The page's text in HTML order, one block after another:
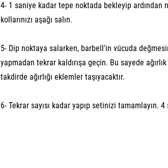
4- 1 saniye kadar tepe noktada bekleyip ardından
kollarınızı aşağı salın.
5- Dip noktaya salarken, barbell'in vücuda
yapmadan tekrar kaldırışa geçin. Bu sayede
takdirde ağırlığı eklemler taşıyacaktır.
6- Tekrar sayısı kadar yapıp setinizi tamamlayın.